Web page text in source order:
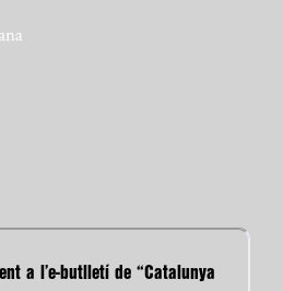
a l’e-butlletí de “Catalunya